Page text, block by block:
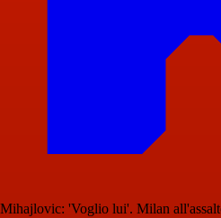
Mihajlovic: 'Voglio lui'. Milan